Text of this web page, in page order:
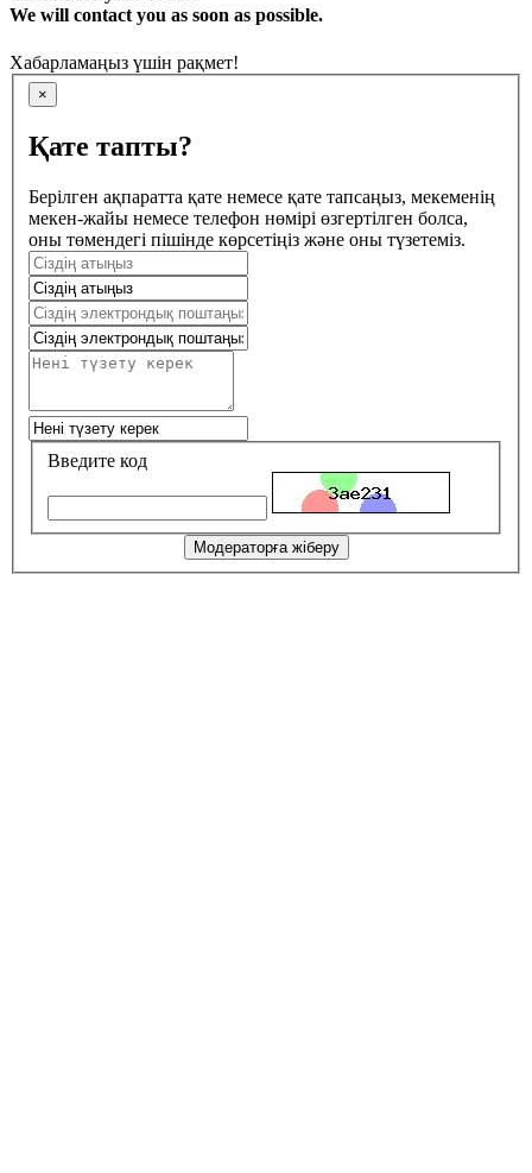
We will contact you as soon as possible.
Хабарламаңыз үшін рақмет!
×
Қате тапты?
Берілген ақпаратта қате немесе қате тапсаңыз, мекеменің
мекен-жайы немесе телефон нөмірі өзгертілген болса,
оны төмендегі пішінде көрсетіңіз және оны түзетеміз.
Введите код
Модераторға жіберу